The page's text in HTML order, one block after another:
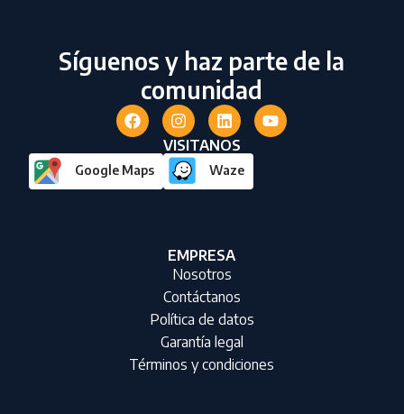
Síguenos y haz parte de la
comunidad
VISITANOS
Google Maps Waze
EMPRESA
Nosotros
Contáctanos
Política de datos
Garantía legal
Términos y condiciones